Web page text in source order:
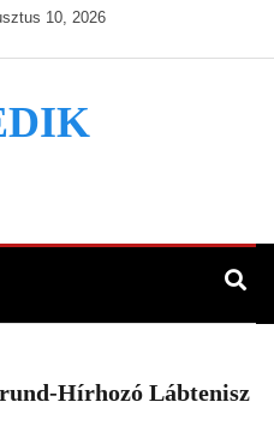
10, 2026
Hírhozó Lábtenisz